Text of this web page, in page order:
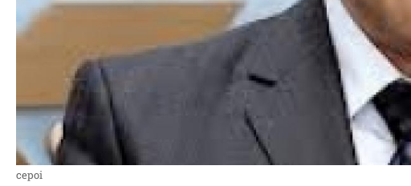
cepoi